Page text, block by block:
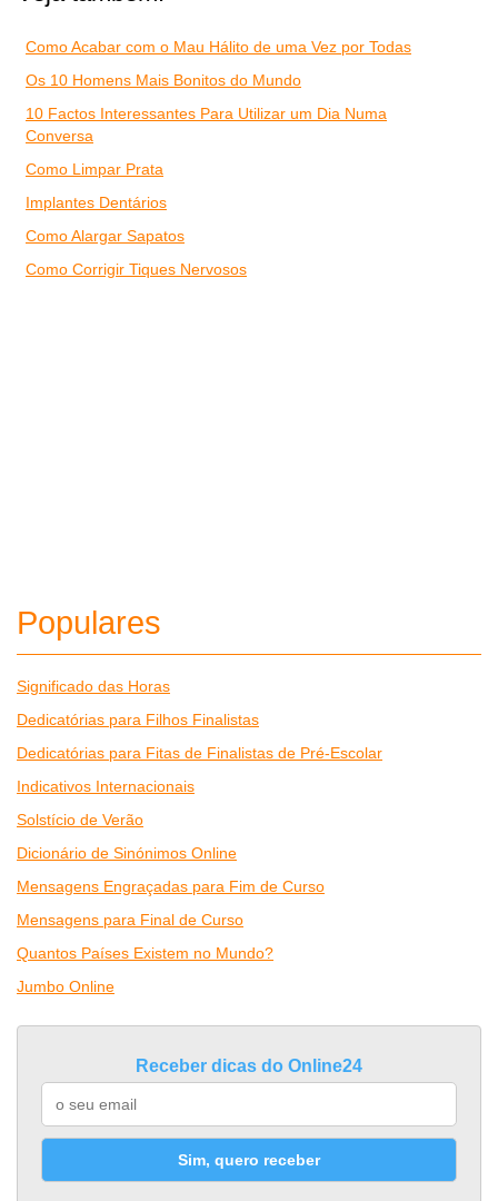
Como Acabar com o Mau Hálito de uma Vez por Todas
Os 10 Homens Mais Bonitos do Mundo
10 Factos Interessantes Para Utilizar um Dia Numa
Conversa
Como Limpar Prata
Implantes Dentários
Como Alargar Sapatos
Como Corrigir Tiques Nervosos
Populares
Significado das Horas
Dedicatórias para Filhos Finalistas
Dedicatórias para Fitas de Finalistas de Pré-Escolar
Indicativos Internacionais
Solstício de Verão
Dicionário de Sinónimos Online
Mensagens Engraçadas para Fim de Curso
Mensagens para Final de Curso
Quantos Países Existem no Mundo?
Jumbo Online
Receber dicas do Online24
Sim, quero receber